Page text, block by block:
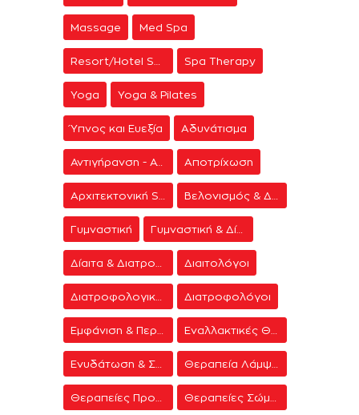
Massage Med Spa
Spa Therapy
Yoga Yoga & Pilates
Ύπνος και Ευεξία Αδυνάτισμα
Αντιγήρανση - Ανάπλαση Προσώπου Αποτρίχωση
Γυμναστική Γυμναστική & Δίαιτα
Διαιτολόγοι
Διατροφολόγοι